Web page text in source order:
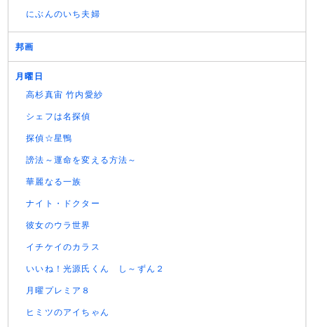
にぶんのいち夫婦
邦画
月曜日
高杉真宙 竹内愛紗
シェフは名探偵
探偵☆星鴨
謗法～運命を変える方法～
華麗なる一族
ナイト・ドクター
彼女のウラ世界
イチケイのカラス
いいね！光源氏くん し～ずん２
月曜プレミア８
ヒミツのアイちゃん